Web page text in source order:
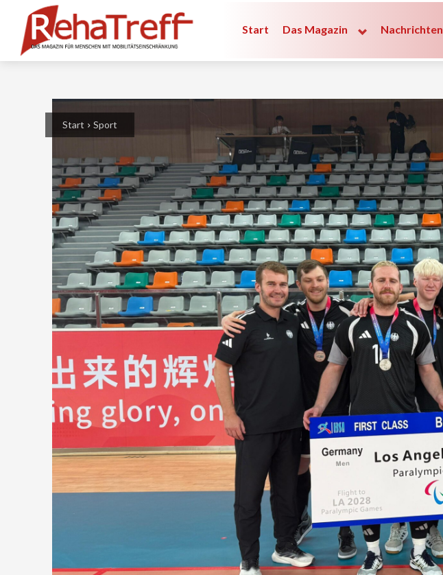
Start Das Magazin Nachrichten
Start Sport